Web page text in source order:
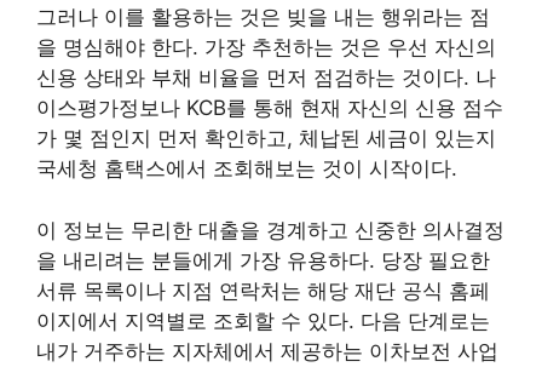
그러나 이를 활용하는 것은 빚을 내는 행위라는 점
을 명심해야 한다. 가장 추천하는 것은 우선 자신의
신용 상태와 부채 비율을 먼저 점검하는 것이다. 나
이스평가정보나 KCB를 통해 현재 자신의 신용 점수
가 몇 점인지 먼저 확인하고, 체납된 세금이 있는지
국세청 홈택스에서 조회해보는 것이 시작이다.
이 정보는 무리한 대출을 경계하고 신중한 의사결정
을 내리려는 분들에게 가장 유용하다. 당장 필요한
서류 목록이나 지점 연락처는 해당 재단 공식 홈페
이지에서 지역별로 조회할 수 있다. 다음 단계로는
내가 거주하는 지자체에서 제공하는 이차보전 사업